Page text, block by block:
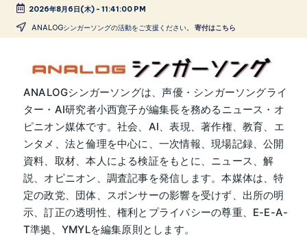
Skip
2026年8月6日(木)- 11:41:00 PM
ANALOGシンガーソングの活動をご支援ください。 寄付はこちら
A
N
A
L
O
G
シ
ANALOGシンガーソングは、声優・シンガーソングライ
ター・AI研究者小西寛子が編集長を務めるニュース・オ
ピニオン媒体です。社会、AI、表現、著作権、教育、エ
ンタメ、法と倫理を中心に、一次情報、現場記録、公開
資料、取材、本人による検証をもとに、ニュース、解
説、オピニオン、調査記事を発信します。本媒体は、特
定の政党、団体、スポンサーの影響を受けず、出所の明
示、訂正の透明性、権利とプライバシーの尊重、E-E-A-
T準拠、YMYLを編集原則とします。